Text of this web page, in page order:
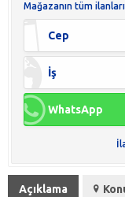
Mağazanın tüm
Cep
İş
WhatsApp
Açıklama